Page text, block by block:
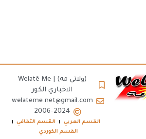
(ولاتي مه) | Welatê Me
الاخباري الكور
welateme.net@gmail.com
2006-2024
القسم العربي
القسم الثقافي
القسم الكوردي